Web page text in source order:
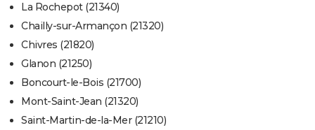
La Rochepot (21340)
Chailly-sur-Armançon (21320)
Chivres (21820)
Glanon (21250)
Boncourt-le-Bois (21700)
Mont-Saint-Jean (21320)
Saint-Martin-de-la-Mer (21210)